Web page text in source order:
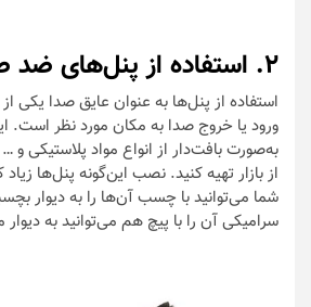
۲. استفاده از پنل‌های ضد صدا
استفاده از پنل‌ها به عنوان عایق صدا یکی
ورود یا خروج صدا به مکان مورد نظر است.
به‌صورت بافت‌دار از انواع مواد پلاستیکی
از بازار تهیه کنید. نصب این‌گونه پنل‌ها
شما می‌توانید با چسب آن‌ها را به دیوار
سرامیکی آن را با پیچ هم می‌توانید به